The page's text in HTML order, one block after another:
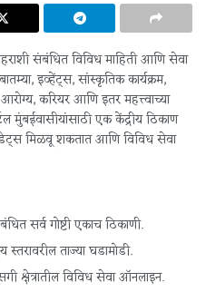
संबंधित विविध माहिती आणि सेवा
इव्हेंट्स, सांस्कृतिक कार्यक्रम,
करियर आणि इतर महत्त्वाच्या
मुंबईवासीयांसाठी एक केंद्रीय ठिकाण
मिळवू शकतात आणि विविध सेवा
सर्व गोष्टी एकाच ठिकाणी.
स्तरावरील ताज्या घडामोडी.
क्षेत्रातील विविध सेवा ऑनलाइन.